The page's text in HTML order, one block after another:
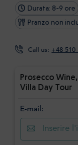
Durata: 8-9 ore
Pranzo non
Call us: +48 510
Prosecco
Villa Day Tour
E-mail: